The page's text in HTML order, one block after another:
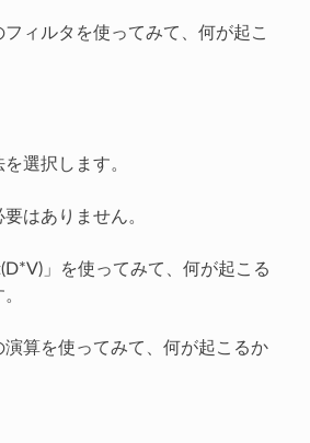
ィルタを使ってみて、何が起こ
選択します。
はありません。
」を使ってみて、何が起こる
算を使ってみて、何が起こるか